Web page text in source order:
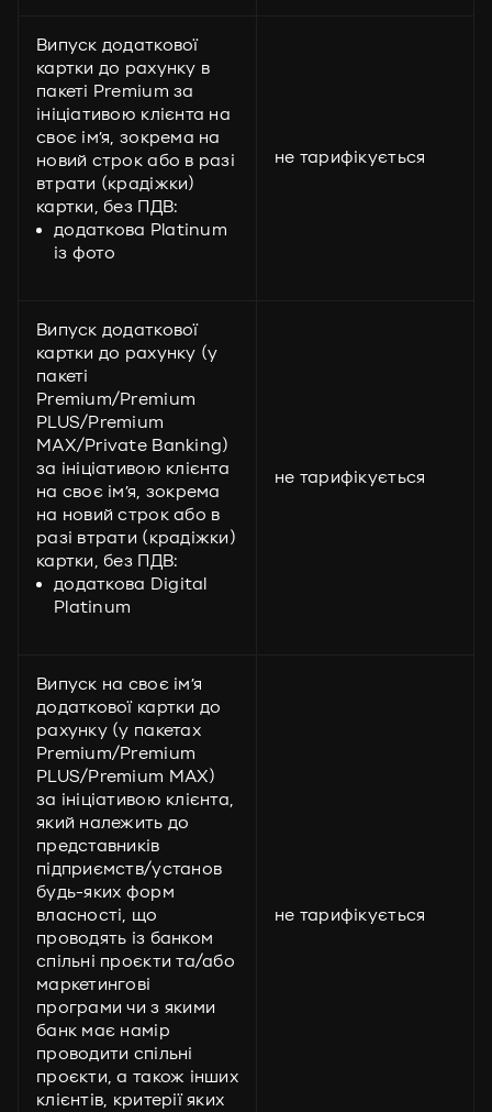
Випуск додаткової
картки до рахунку в
пакеті Premium за
ініціативою клієнта на
своє ім’я, зокрема на
новий строк або в разі
втрати (крадіжки)
картки, без ПДВ:
додаткова Platinum
із фото
не тарифікується
Випуск додаткової
картки до рахунку (у
пакеті
Premium/Premium
PLUS/Premium
MAX/Private Banking)
за ініціативою клієнта
на своє ім’я, зокрема
на новий строк або в
разі втрати (крадіжки)
картки, без ПДВ:
додаткова Digital
Platinum
не тарифікується
Випуск на своє ім’я
додаткової картки до
рахунку (у пакетах
Premium/Premium
PLUS/Premium MAX)
за ініціативою клієнта,
який належить до
представників
підприємств/установ
будь-яких форм
власності, що
проводять із банком
спільні проєкти та/або
маркетингові
програми чи з якими
банк має намір
проводити спільні
проєкти, а також інших
клієнтів, критерії яких
не тарифікується